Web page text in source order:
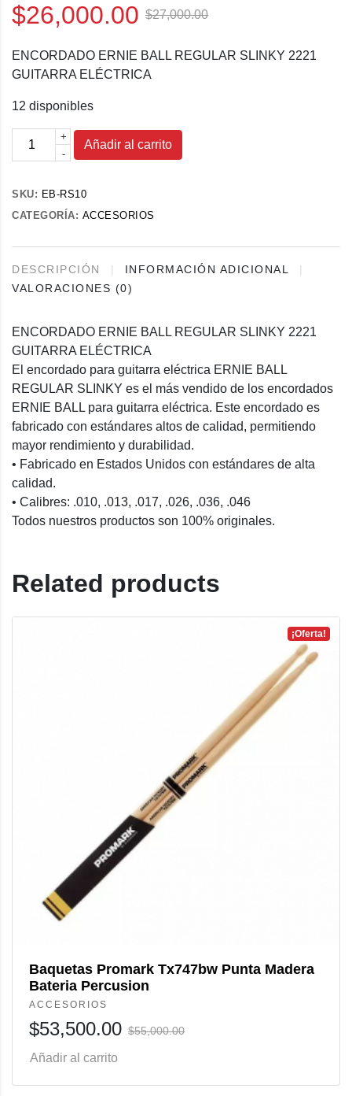
$26,000.00 $27,000.00
ENCORDADO ERNIE BALL REGULAR SLINKY 2221
GUITARRA ELÉCTRICA
12 disponibles
Encordado
Regular
Slinky
Guitarra
Eléctrica
cantidad
+
-
Añadir al carrito
SKU: EB-RS10
CATEGORÍA: ACCESORIOS
DESCRIPCIÓN
INFORMACIÓN ADICIONAL
VALORACIONES (0)
ENCORDADO ERNIE BALL REGULAR SLINKY 2221
GUITARRA ELÉCTRICA
El encordado para guitarra eléctrica ERNIE BALL
REGULAR SLINKY es el más vendido de los encordados
ERNIE BALL para guitarra eléctrica. Este encordado es
fabricado con estándares altos de calidad, permitiendo
mayor rendimiento y durabilidad.
• Fabricado en Estados Unidos con estándares de alta
calidad.
• Calibres: .010, .013, .017, .026, .036, .046
Todos nuestros productos son 100% originales.
Related products
¡Oferta!
Baquetas Promark Tx747bw Punta Madera
Bateria Percusion
ACCESORIOS
$53,500.00 $55,000.00
Añadir al carrito